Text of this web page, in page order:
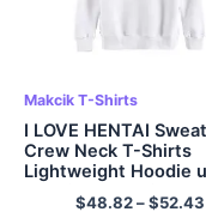
Makcik T-Shirts
I LOVE HENTAI
Crew Neck T-Shirts
Lightweight Hoodie
Lelaki dan Wanita
Multicolor
$48.82–$52.43